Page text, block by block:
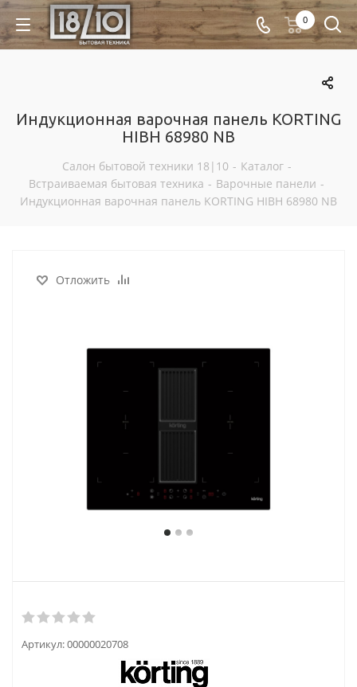
0
Индукционная варочная панель KORTING
HIBH 68980 NB
Салон бытовой техники 18|10 - Каталог -
Встраиваемая бытовая техника - Варочные панели -
Индукционная варочная панель KORTING HIBH 68980 NB
Отложить
Артикул:00000020708